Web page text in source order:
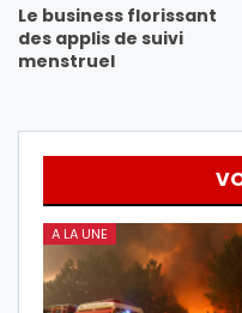
Le business florissant
des applis de suivi
menstruel
A LA UNE